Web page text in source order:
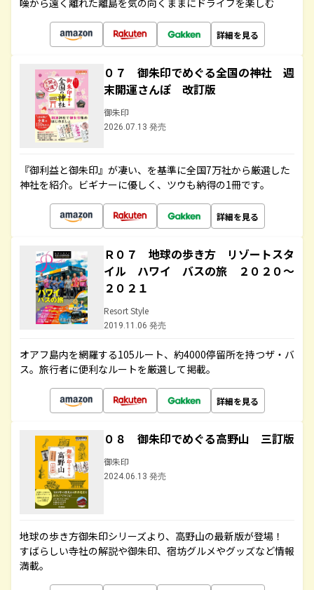
噪から遠く離れた離島を気の向くままにドライブを楽しむ
詳細を見る
０７ 御朱印でめぐる全国の神社 週
末開運さんぽ 改訂版
御朱印
2026.07.13 発売
『御利益と御朱印』が凄い、を基準に全国7万社から厳選した
神社を紹介。ビギナーに優しく、ツウも納得の1冊です。
詳細を見る
Ｒ０７ 地球の歩き方 リゾートスタ
イル ハワイ バスの旅 ２０２０～
２０２１
Resort Style
2019.11.06 発売
オアフ島内を網羅する105ルート、約4000停留所を持つザ・バ
ス。旅行者に便利なルートを厳選して掲載。
詳細を見る
０８ 御朱印でめぐる高野山 三訂版
御朱印
2024.06.13 発売
地球の歩き方御朱印シリーズより、高野山の最新版が登場！
すばらしい寺社の解説や御朱印、宿坊グルメやグッズなど情報
満載。